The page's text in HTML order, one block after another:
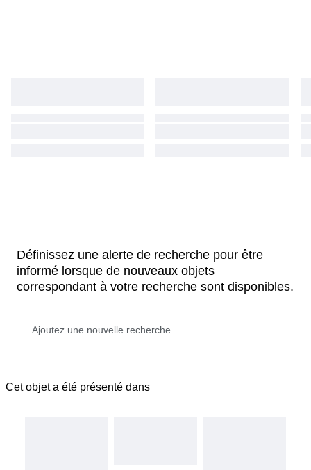
Définissez une alerte de recherche pour être
informé lorsque de nouveaux objets
correspondant à votre recherche sont disponibles.
Cet objet a été présenté dans